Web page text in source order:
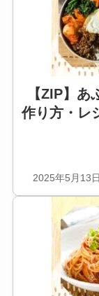
【ZIP】
作り方・
2025年5月13